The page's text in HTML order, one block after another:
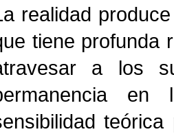
realidad
tiene profunda
a los
en